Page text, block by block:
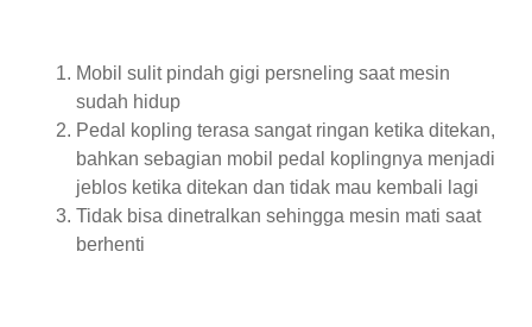
Mobil sulit pindah gigi persneling saat mesin
sudah hidup
Pedal kopling terasa sangat ringan ketika ditekan,
bahkan sebagian mobil pedal koplingnya menjadi
jeblos ketika ditekan dan tidak mau kembali lagi
Tidak bisa dinetralkan sehingga mesin mati saat
berhenti